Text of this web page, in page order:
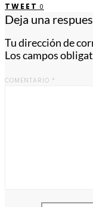
TWEET 0
Deja una
Tu dirección de
Los campos
COMENTARIO *